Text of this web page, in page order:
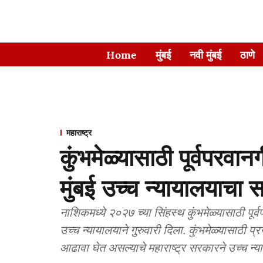
Home मुंबई नवी मुंबई ठाणे
महाराष्ट्र
कुंभमेळ्यासाठी
मुंबई उच्च
नाशिकमध्ये २०२७ च्या सिंहस्थ कुंभमेळ्यासाठी
उच्च न्यायालयाने गुरुवारी दिला. कुंभमेळ्यासाठी
आढावा घेत असल्याचे महाराष्ट्र सरकारने उच्च